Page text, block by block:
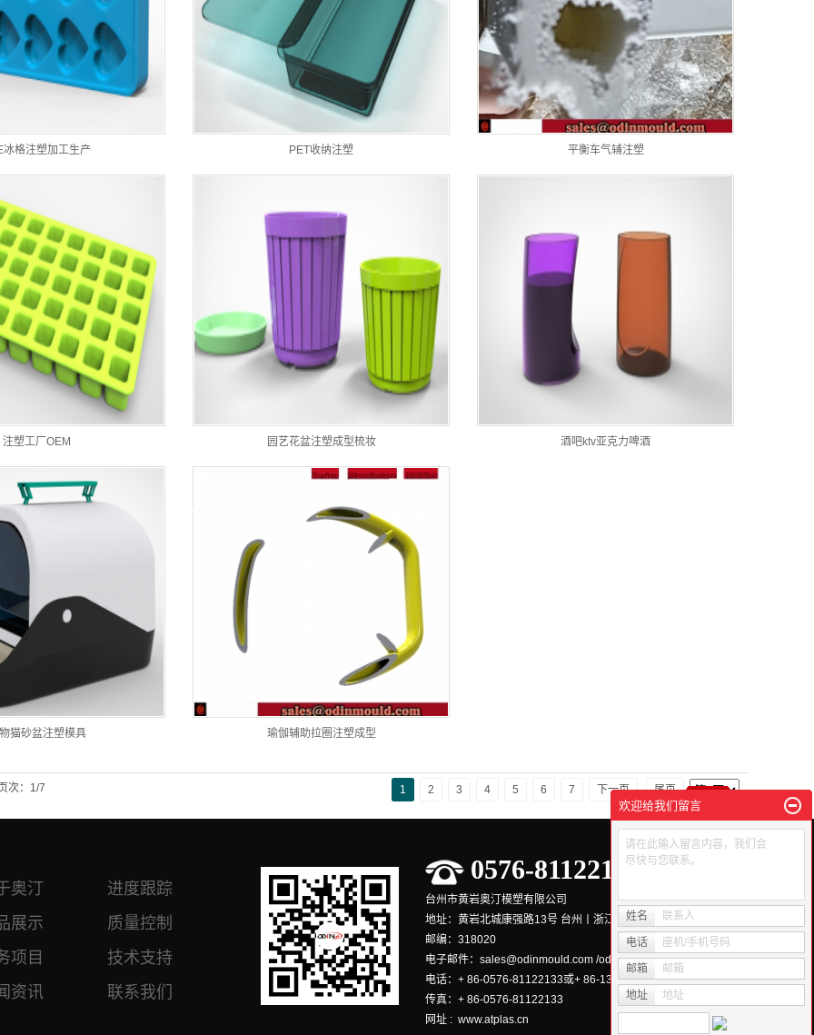
冰格注塑加工生产 PET收纳注塑 平衡车气辅注塑
注塑工厂OEM 园艺花盆注塑成型梳妆 酒吧ktv亚克力啤酒
猫砂盆注塑模具 瑜伽辅助拉圈注塑成型
次：1/7 1 2 3 4 5 6 7 下一页 尾页
奥汀
进度跟踪
展示
质量控制
项目
技术支持
资讯
联系我们
0576-81122133
台州市黄岩奥汀模塑有限公司
地址：黄岩北城康强路13号 台州丨浙江丨中国
邮编：318020
电子邮件：sales@odinmould.com /odinmould@163.com
电话：+ 86-0576-81122133或+ 86-13216986734/13018825123
传真：+ 86-0576-81122133
网址 : www.atplas.cn
欢迎给我们留言
请在此输入留言内容，我们会
尽快与您联系。
姓名 联系人
电话 座机/手机号码
邮箱 邮箱
地址 地址